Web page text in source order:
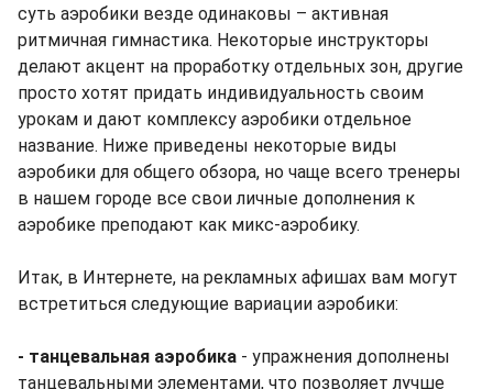
суть аэробики везде одинаковы – активная
ритмичная гимнастика. Некоторые инструкторы
делают акцент на проработку отдельных зон, другие
просто хотят придать индивидуальность своим
урокам и дают комплексу аэробики отдельное
название. Ниже приведены некоторые виды
аэробики для общего обзора, но чаще всего тренеры
в нашем городе все свои личные дополнения к
аэробике преподают как микс-аэробику.
Итак, в Интернете, на рекламных афишах вам могут
встретиться следующие вариации аэробики:
- танцевальная аэробика - упражнения дополнены
танцевальными элементами, что позволяет лучше